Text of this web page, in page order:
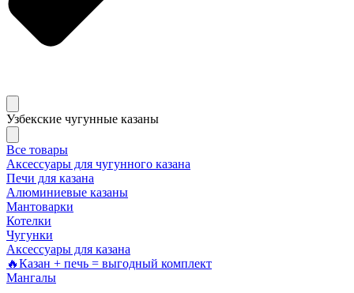
Узбекские чугунные казаны
Все товары
Аксессуары для чугунного казана
Печи для казана
Алюминиевые казаны
Мантоварки
Котелки
Чугунки
Аксессуары для казана
🔥Казан + печь = выгодный комплект
Мангалы